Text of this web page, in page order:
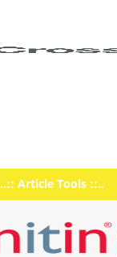
..:: Article Tools ::..